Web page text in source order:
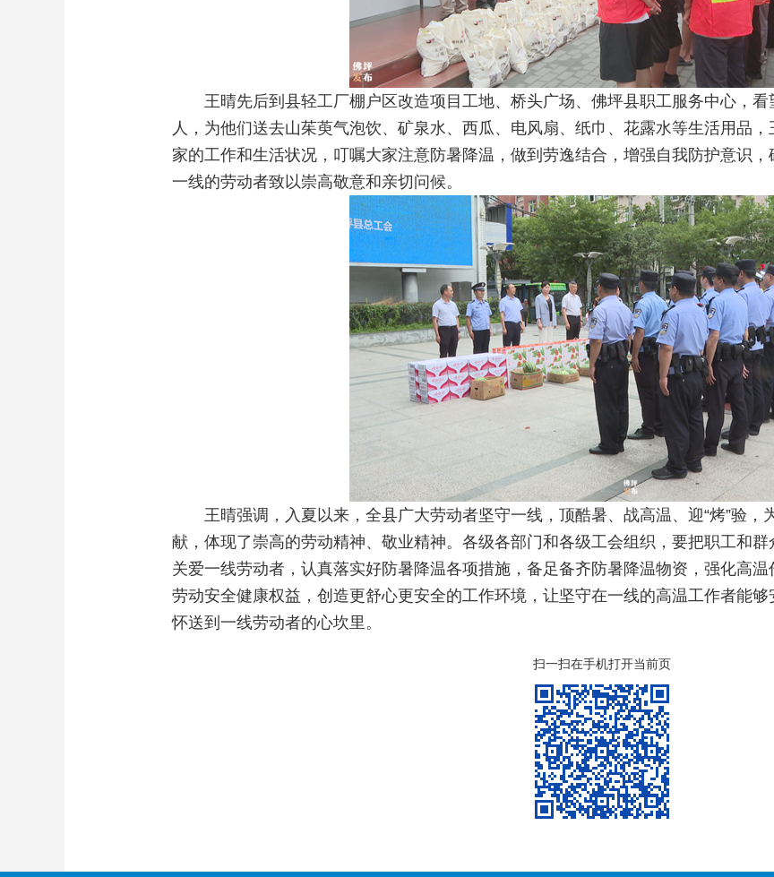
王晴先后到县轻工厂棚户区改造项目工地、桥头广场、佛坪县职工服务中心，看
人，为他们送去山茱萸气泡饮、矿泉水、西瓜、电风扇、纸巾、花露水等生活用品
家的工作和生活状况，叮嘱大家注意防暑降温，做到劳逸结合，增强自我防护意识
一线的劳动者致以崇高敬意和亲切问候。
王晴强调，入夏以来，全县广大劳动者坚守一线，顶酷暑、战高温、迎“烤”验，
献，体现了崇高的劳动精神、敬业精神。各级各部门和各级工会组织，要把职工和
关爱一线劳动者，认真落实好防暑降温各项措施，备足备齐防暑降温物资，强化高
劳动安全健康权益，创造更舒心更安全的工作环境，让坚守在一线的高温工作者能
怀送到一线劳动者的心坎里。
扫一扫在手机打开当前页